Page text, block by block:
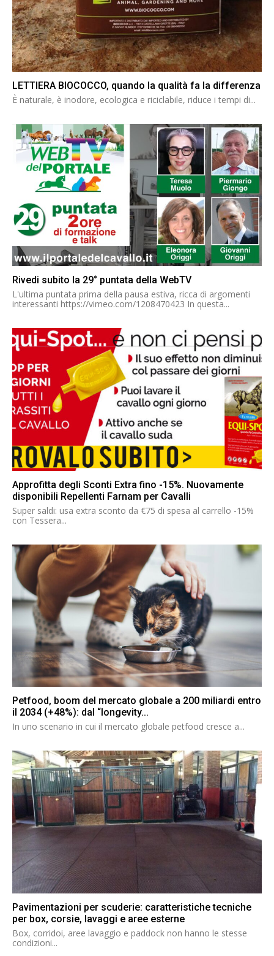
LETTIERA BIOCOCCO, quando la qualità fa la differenza
È naturale, è inodore, ecologica e riciclabile, riduce i tempi di...
Rivedi subito la 29° puntata della WebTV
L'ultima puntata prima della pausa estiva, ricca di argomenti
interessanti https://vimeo.com/1208470423 In questa...
Approfitta degli Sconti Extra fino -15%. Nuovamente
disponibili Repellenti Farnam per Cavalli
Super saldi: usa extra sconto da €75 di spesa al carrello -15%
con Tessera...
Petfood, boom del mercato globale a 200 miliardi entro
il 2034 (+48%): dal “longevity...
In uno scenario in cui il mercato globale petfood cresce a...
Pavimentazioni per scuderie: caratteristiche tecniche
per box, corsie, lavaggi e aree esterne
Box, corridoi, aree lavaggio e paddock non hanno le stesse
condizioni...